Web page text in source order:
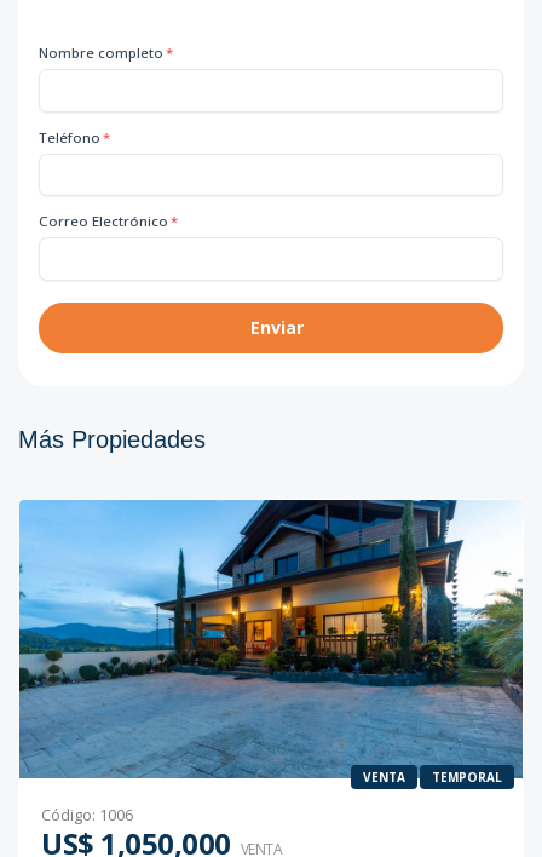
Nombre completo *
Teléfono *
Correo Electrónico *
Enviar
Más Propiedades
VENTA TEMPORAL
Código: 1006
US$ 1,050,000 VENTA